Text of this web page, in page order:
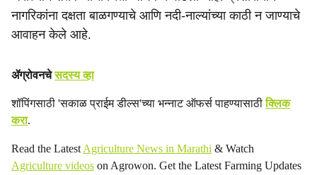
नागरिकांना दक्षता बाळगण्याचे आणि नदी-नाल्यांच्या काठी न जाण्याचे
आवाहन केले आहे.
ॲग्रोवनचेसदस्य व्हा
शॉपिंगसाठी 'सकाळ प्राईम डील्स'च्या भन्नाट ऑफर्स पाहण्यासाठीक्लिक
करा.
Read the Latest Agriculture News in Marathi & Watch
Agriculture videos on Agrowon. Get the Latest Farming Updates